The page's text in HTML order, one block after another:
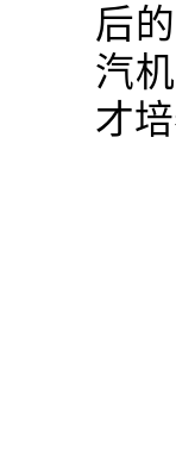
后
汽
才